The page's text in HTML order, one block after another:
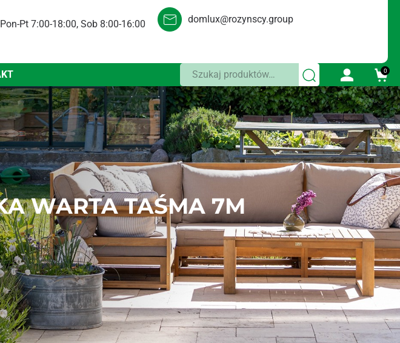
Pt 7:00-18:00, Sob 8:00-16:00 domlux@rozynscy.group
Szukaj: 0
WARTA TAŚMA 7M